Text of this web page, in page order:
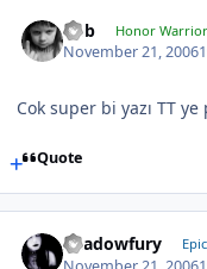
hbb Honor Warrior
November 21, 2006
Cok super bi yazı TT
Quote
Shadowfury